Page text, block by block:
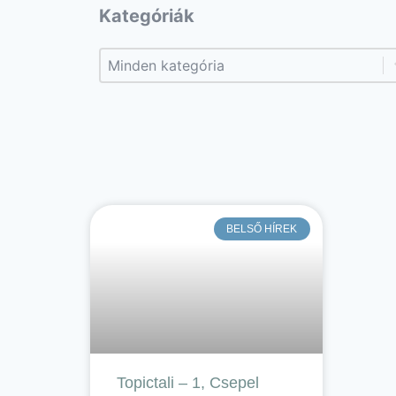
Kategóriák
Kategóriák
Kategóriák
BELSŐ HÍREK
Topictali – 1, Csepel